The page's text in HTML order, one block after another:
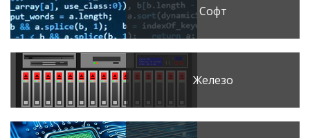
Софт
Железо